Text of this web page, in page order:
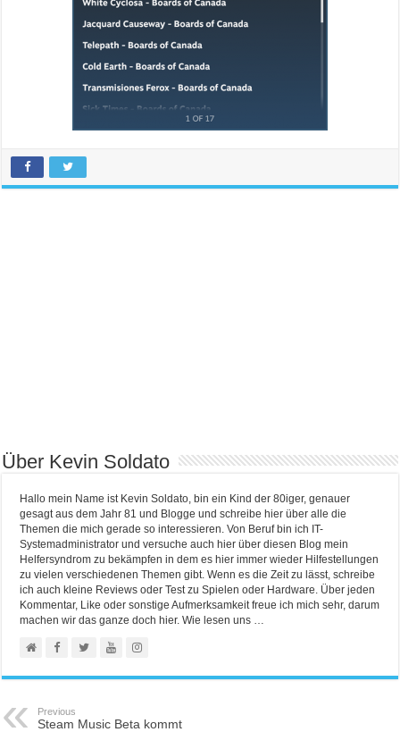
Über Kevin Soldato
Hallo mein Name ist Kevin Soldato, bin ein Kind der 80iger, genauer
gesagt aus dem Jahr 81 und Blogge und schreibe hier über alle die
Themen die mich gerade so interessieren. Von Beruf bin ich IT-
Systemadministrator und versuche auch hier über diesen Blog mein
Helfersyndrom zu bekämpfen in dem es hier immer wieder Hilfestellungen
zu vielen verschiedenen Themen gibt. Wenn es die Zeit zu lässt, schreibe
ich auch kleine Reviews oder Test zu Spielen oder Hardware. Über jeden
Kommentar, Like oder sonstige Aufmerksamkeit freue ich mich sehr, darum
machen wir das ganze doch hier. Wie lesen uns …
Previous
Steam Music Beta kommt